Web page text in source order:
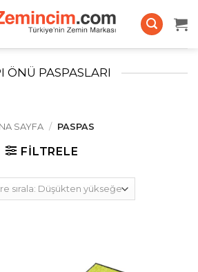
ÖNÜ PASPASLARI
SAYFA / PASPAS
FILTRELE